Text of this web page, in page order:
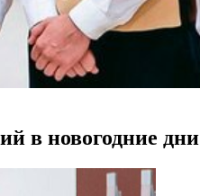
в новогодние дни